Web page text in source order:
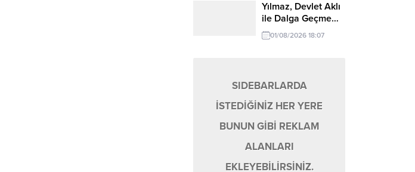
Yılmaz, Devlet Aklı
ile Dalga Geçme…
01/08/2026 18:07
SIDEBARLARDA
İSTEDİĞİNİZ HER YERE
BUNUN GİBİ REKLAM
ALANLARI
EKLEYEBİLİRSİNİZ.